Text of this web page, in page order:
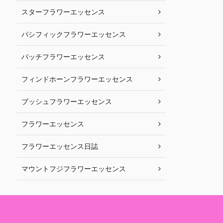
スターフラワーエッセンス
パシフィックフラワーエッセンス
バッチフラワーエッセンス
フィンドホーンフラワーエッセンス
ブッシュフラワーエッセンス
フラワーエッセンス
フラワーエッセンス日誌
マウントフジフラワーエッセンス